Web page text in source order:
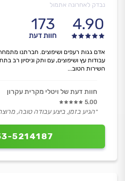
נבדק לאחרונה אתמול
4.90
173
חוות דעת
5214187
אדם גגות רעפים ושיפוצים. חברתנו
עבודות עץ ושיפוצים, עם ותק וניסיון רב
השירות הטוב...
חוות דעת של ויטלי מקרית עקרון
5.00
״הגיע בזמן, ביצע עבודה טובה,